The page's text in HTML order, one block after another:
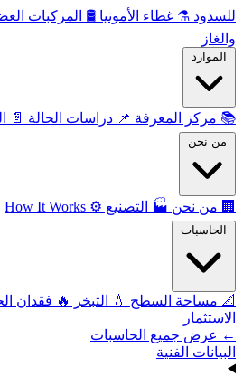
للسدود ⚗️ غطاء الأمونيا 🛢️ المركبات
والغاز
الموارد
📚 مركز المعرفة 📌 دراسات الحالة 📄
من نحن
🏢 من نحن 🏭 التصنيع ⚙️
الحاسبات
📐 مساحة السطح 💧 التبخر 🔥 فقدان
الاستثمار
← عرض جميع الحاسبات
البيانات الفنية